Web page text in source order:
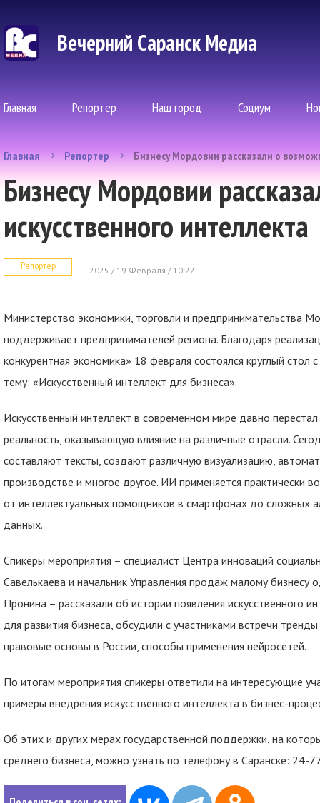
Вечерний Саранск Mедиа
Главная Репортер Наш город Социум
Главная Репортер Бизнесу Мордовии рассказали о
Бизнесу Мордовии
искусственного интеллекта
Репортер 2025 / 19 Февраля / 10:22
Министерство экономики, торговли и предпринимательства
поддерживает предпринимателей региона. Благодаря
конкурентная экономика» 18 февраля состоялся круглый стол
тему: «Искусственный интеллект для бизнеса».
Искусственный интеллект в современном мире давно
реальность, оказывающую влияние на различные отрасли.
составляют тексты, создают различную визуализацию,
производстве и многое другое. ИИ применяется практически
от интеллектуальных помощников в смартфонах до сложных
данных.
Спикеры мероприятия – специалист Центра инноваций
Савелькаева и начальник Управления продаж малому бизнесу
Пронина – рассказали об истории появления искусственного
для развития бизнеса, обсудили с участниками встречи
правовые основы в России, способы применения нейросетей.
По итогам мероприятия спикеры ответили на интересующие
примеры внедрения искусственного интеллекта в бизнес-
Об этих и других мерах государственной поддержки, на
среднего бизнеса, можно узнать по телефону в Саранске: 24-